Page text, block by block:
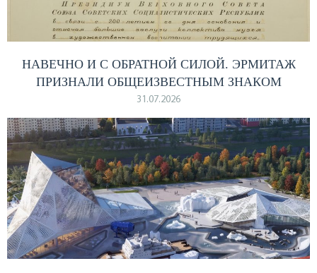
НАВЕЧНО И С ОБРАТНОЙ СИЛОЙ. ЭРМИТАЖ
ПРИЗНАЛИ ОБЩЕИЗВЕСТНЫМ ЗНАКОМ
31.07.2026